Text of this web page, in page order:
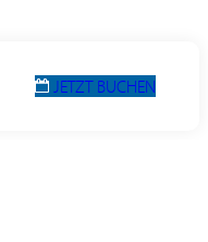
JETZT BUCHEN